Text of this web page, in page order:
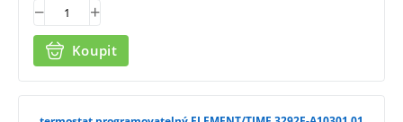
Koupit